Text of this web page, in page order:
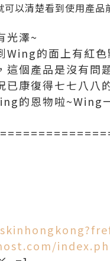
以清楚看到使用產品
光澤~
Wing的面上有紅
個產品是沒有問
已康復得七七八八
的恩物啦~Wing